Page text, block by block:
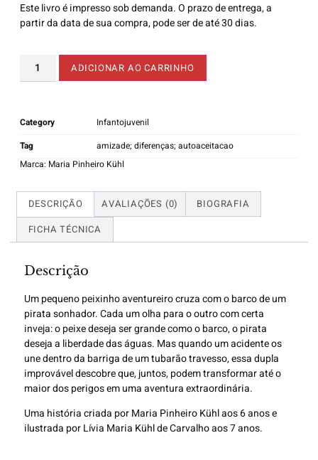
Este livro é impresso sob demanda. O prazo de entrega, a
partir da data de sua compra, pode ser de até 30 dias.
ADICIONAR AO CARRINHO
Category
Infantojuvenil
Tag
amizade; diferenças; autoaceitacao
Marca: Maria Pinheiro Kühl
DESCRIÇÃO AVALIAÇÕES (0)
BIOGRAFIA
FICHA TÉCNICA
Descrição
Um pequeno peixinho aventureiro cruza com o barco de um
pirata sonhador. Cada um olha para o outro com certa
inveja: o peixe deseja ser grande como o barco, o pirata
deseja a liberdade das águas. Mas quando um acidente os
une dentro da barriga de um tubarão travesso, essa dupla
improvável descobre que, juntos, podem transformar até o
maior dos perigos em uma aventura extraordinária.
Uma história criada porMaria Pinheiro Kühl aos 6 anos e
ilustrada por Lívia Maria Kühl de Carvalho aos 7 anos.